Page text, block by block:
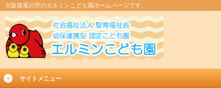
大阪寝屋川市のエルミンこども園ホームページです。
サイトメニュー